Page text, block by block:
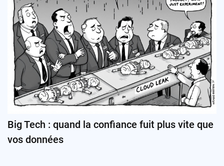
Big Tech : quand la confiance fuit plus vite que
vos données